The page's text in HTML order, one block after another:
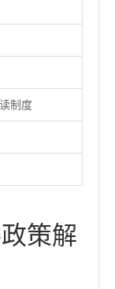
制度
策解